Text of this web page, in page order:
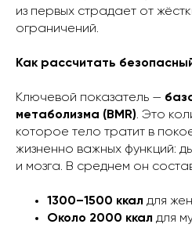
из первых страдает от
ограничений.
Как рассчитать
Ключевой показатель —
метаболизма (BMR). Это
которое тело тратит в
жизненно важных функций:
и мозга. В среднем он
1300–1500 ккал для
Около 2000 ккал для